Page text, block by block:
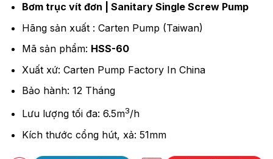
Bơm trục vít đơn | Sanitary Single Screw Pump
Hãng sản xuất : Carten Pump (Taiwan)
Mã sản phẩm: HSS-60
Xuất xứ: Carten Pump Factory In China
Bảo hành: 12 Tháng
Lưu lượng tối đa: 6.5m3/h
Kích thước cổng hút, xả: 51mm